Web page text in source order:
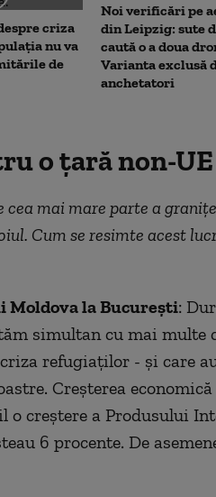
criza
nu va
de
Noi verificări pe
din Leipzig: sute
caută o a doua
Varianta exclusă
anchetatori
o țară non-UE
cea mai mare parte a
Cum se resimte acest
Moldova la București:
simultan cu mai multe
refugiaților - și care
Creșterea economică
o creștere a Produsului
6 procente. De